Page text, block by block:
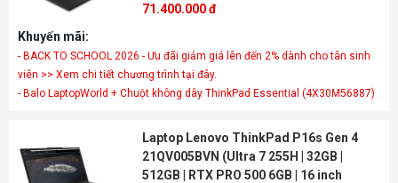
71.400.000 đ
Khuyến mãi:
- BACK TO SCHOOL 2026 - Ưu đãi giảm giá lên đến 2% dành cho tân sinh
viên >> Xem chi tiết chương trình tại đây.
- Balo LaptopWorld + Chuột không dây ThinkPad Essential (4X30M56887)
Laptop Lenovo ThinkPad P16s Gen 4
21QV005BVN (Ultra 7 255H | 32GB |
512GB | RTX PRO 500 6GB | 16 inch